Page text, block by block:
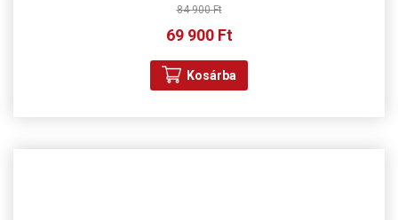
84 900 Ft
69 900 Ft
Kosárba